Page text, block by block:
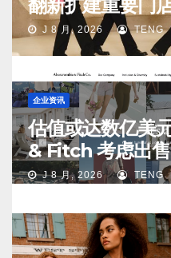
翻新扩建重要门
二、第三店不再
J 8 月, 2026 TENG
企业资讯
估值或达数亿
& Fitch 考虑出
J 8 月, 2026 TENG